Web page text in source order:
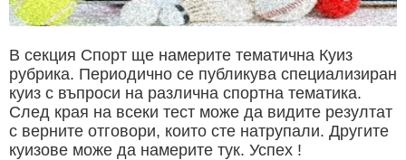
В секция Спорт ще намерите тематична Куиз
рубрика. Периодично се публикува специализиран
куиз с въпроси на различна спортна тематика.
След края на всеки тест може да видите резултат
с верните отговори, които сте натрупали. Другите
куизове може да намерите тук. Успех !